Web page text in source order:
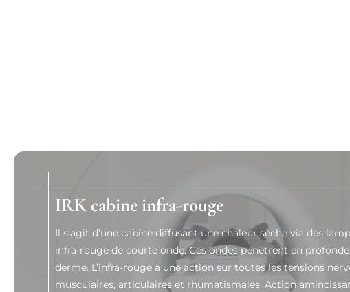
IRK cabine infra-rouge
Il s’agit d’une cabine diffusant une chaleur sèche via des
infra-rouge de courte onde. Ces ondes pénètrent en
derme. L’infra-rouge a une action sur toutes les tensions
musculaires, articulaires et rhumatismales. Action